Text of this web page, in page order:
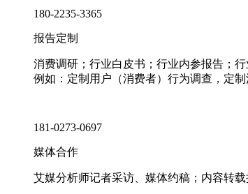
180-2235-3365
报告定制
消费调研；行业白皮书；行业内参报告；
例如：定制用户（消费者）行为调查，定
181-0273-0697
媒体合作
艾媒分析师记者采访、媒体约稿；内容转载